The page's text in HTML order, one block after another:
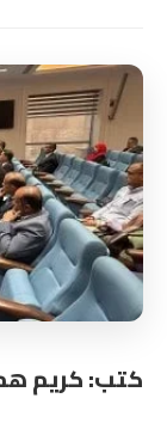
كتب: كريم